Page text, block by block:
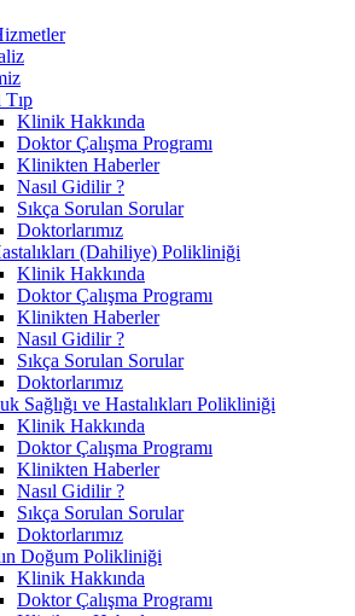
Klinik Hakkında
Doktor Çalışma Programı
Klinikten Haberler
Nasıl Gidilir ?
Sıkça Sorulan Sorular
Doktorlarımız
(Dahiliye) Polikliniği
Klinik Hakkında
Doktor Çalışma Programı
Klinikten Haberler
Nasıl Gidilir ?
Sıkça Sorulan Sorular
Doktorlarımız
Sağlığı ve Hastalıkları Polikliniği
Klinik Hakkında
Doktor Çalışma Programı
Klinikten Haberler
Nasıl Gidilir ?
Sıkça Sorulan Sorular
Doktorlarımız
Doğum Polikliniği
Klinik Hakkında
Doktor Çalışma Programı